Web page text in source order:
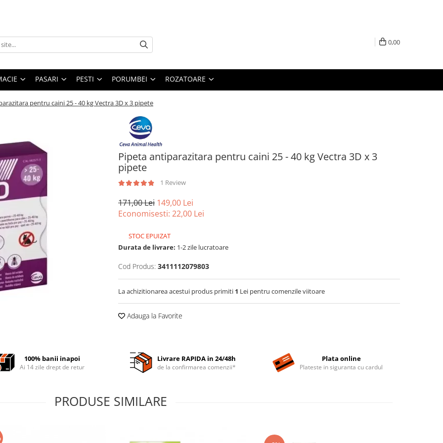
0,00
PASARI PESTI PORUMBEI ROZATOARE
pentru caini 25 - 40 kg Vectra 3D x 3 pipete
Pipeta antiparazitara pentru caini 25 - 40 kg Vectra 3D x 3
pipete
1 Review
171,00 Lei 149,00 Lei
Economisesti: 22,00 Lei
STOC EPUIZAT
Durata de livrare: 1-2 zile lucratoare
Cod Produs: 3411112079803
La achizitionarea acestui produs primiti 1 Lei pentru comenzile viitoare
Adauga la Favorite
100% banii inapoi
Ai 14 zile drept de retur
Livrare RAPIDA in 24/48h
de la confirmarea comenzii*
Plata online
Plateste in siguranta cu cardul
PRODUSE SIMILARE